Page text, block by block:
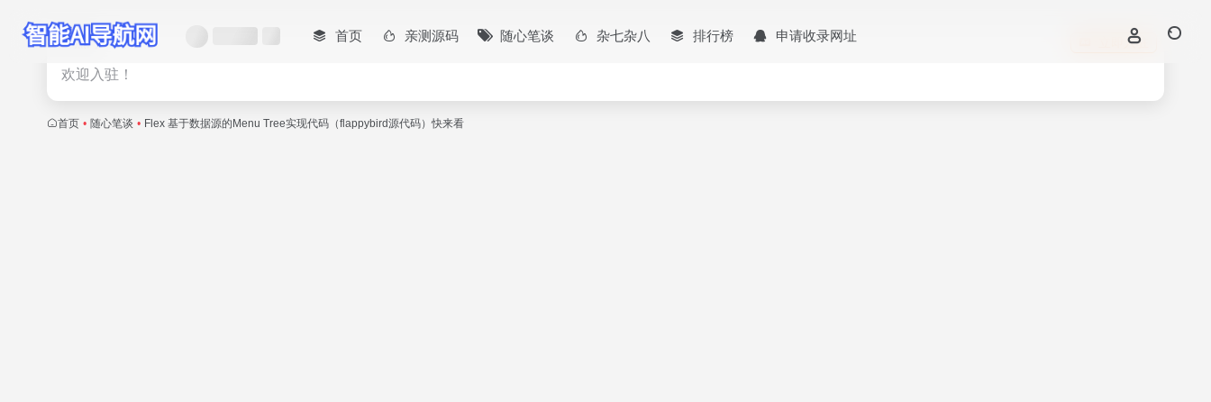
首页 亲测源码 随心笔谈 杂七杂八 排行榜 申请收录网址
热门 立即入驻
欢迎入驻！
首页 • 随心笔谈 • Flex 基于数据源的Menu Tree实现代码（flappybird源代码）快来看